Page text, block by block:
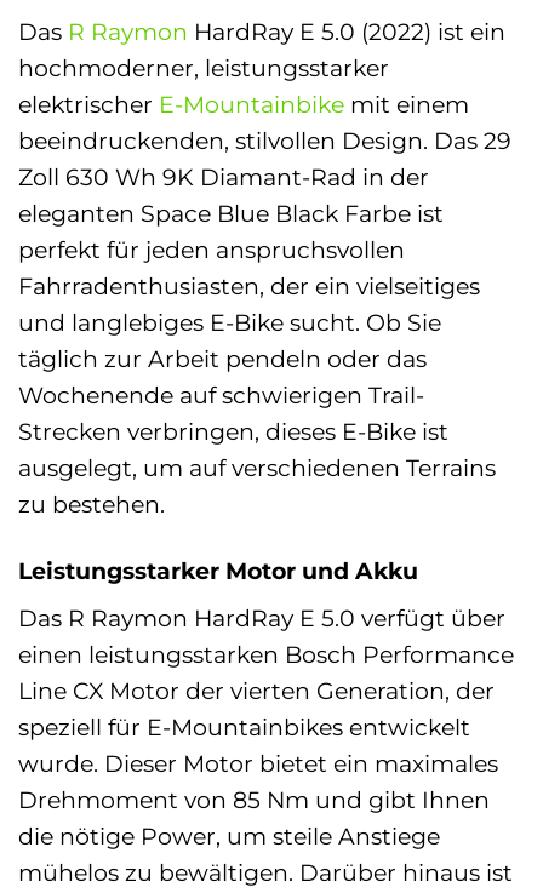
Das R Raymon HardRay E 5.0 (2022) ist ein
hochmoderner, leistungsstarker
elektrischer E-Mountainbike mit einem
beeindruckenden, stilvollen Design. Das 29
Zoll 630 Wh 9K Diamant-Rad in der
eleganten Space Blue Black Farbe ist
perfekt für jeden anspruchsvollen
Fahrradenthusiasten, der ein vielseitiges
und langlebiges E-Bike sucht. Ob Sie
täglich zur Arbeit pendeln oder das
Wochenende auf schwierigen Trail-
Strecken verbringen, dieses E-Bike ist
ausgelegt, um auf verschiedenen Terrains
zu bestehen.
Leistungsstarker Motor und Akku
Das R Raymon HardRay E 5.0 verfügt über
einen leistungsstarken Bosch Performance
Line CX Motor der vierten Generation, der
speziell für E-Mountainbikes entwickelt
wurde. Dieser Motor bietet ein maximales
Drehmoment von 85 Nm und gibt Ihnen
die nötige Power, um steile Anstiege
mühelos zu bewältigen. Darüber hinaus ist